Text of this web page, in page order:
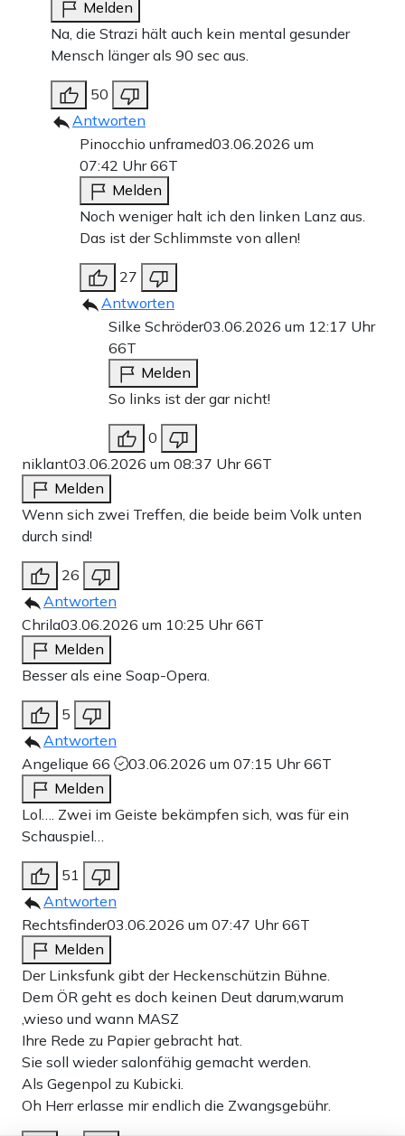
Melden
Na, die Strazi hält auch kein mental gesunder
Mensch länger als 90 sec aus.
50
Antworten
Pinocchio unframed03.06.2026 um
07:42 Uhr66T
Melden
Noch weniger halt ich den linken Lanz aus.
Das ist der Schlimmste von allen!
27
Antworten
Silke Schröder03.06.2026 um 12:17 Uhr
66T
Melden
So links ist der gar nicht!
0
niklant03.06.2026 um 08:37 Uhr66T
Melden
Wenn sich zwei Treffen, die beide beim Volk unten
durch sind!
26
Antworten
Chrila03.06.2026 um 10:25 Uhr66T
Melden
Besser als eine Soap-Opera.
5
Antworten
Angelique 66
03.06.2026 um 07:15 Uhr66T
Melden
Lol…. Zwei im Geiste bekämpfen sich, was für ein
Schauspiel…
51
Antworten
Rechtsfinder03.06.2026 um 07:47 Uhr66T
Melden
Der Linksfunk gibt der Heckenschützin Bühne.
Dem ÖR geht es doch keinen Deut darum,warum
,wieso und wann MASZ
Ihre Rede zu Papier gebracht hat.
Sie soll wieder salonfähig gemacht werden.
Als Gegenpol zu Kubicki.
Oh Herr erlasse mir endlich die Zwangsgebühr.